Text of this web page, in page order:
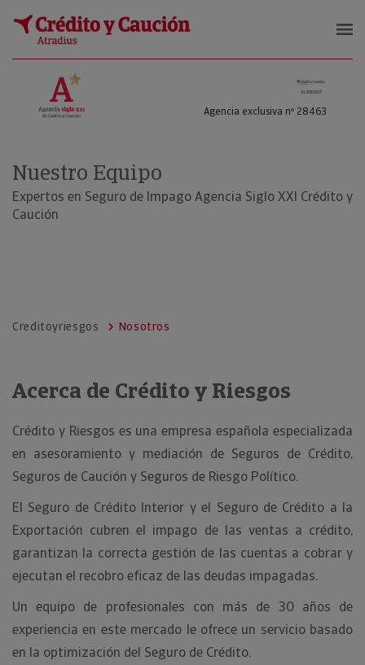
Crédito y Riesgos
Agencia exclusiva nº 28463
Nuestro Equipo
Expertos en Seguro de Impago Agencia Siglo XXI Crédito y
Caución
Creditoyriesgos Nosotros
Acerca de Crédito y Riesgos
Crédito y Riesgos es una empresa española especializada
en asesoramiento y mediación de Seguros de Crédito,
Seguros de Caución y Seguros de Riesgo Político.
El Seguro de Crédito Interior y el Seguro de Crédito a la
Exportación cubren el impago de las ventas a crédito,
garantizan la correcta gestión de las cuentas a cobrar y
ejecutan el recobro eficaz de las deudas impagadas.
Un equipo de profesionales con más de 30 años de
experiencia en este mercado le ofrece un servicio basado
en la optimización del Seguro de Crédito.